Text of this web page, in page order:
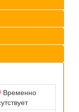
Временно